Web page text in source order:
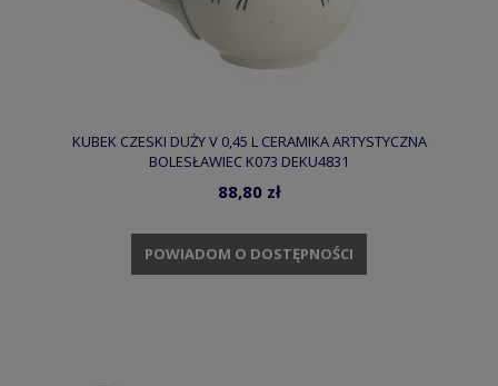
KUBEK CZESKI DUŻY V 0,45 L CERAMIKA ARTYSTYCZNA
BOLESŁAWIEC K073 DEKU4831
88,80 zł
POWIADOM O DOSTĘPNOŚCI